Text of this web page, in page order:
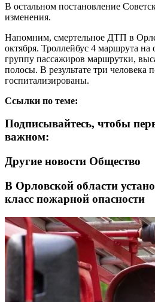
В остальном постановление
изменения.
Напомним, смертельное ДТП в
октября. Троллейбус 4 маршрута на
группу пассажиров маршрутки,
полосы. В результате три человека
госпитализированы.
Ссылки по теме:
Подписывайтесь, чтобы
важном:
Другие новости Общество
В Орловской области
класс пожарной опасности